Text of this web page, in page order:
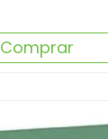
Comprar